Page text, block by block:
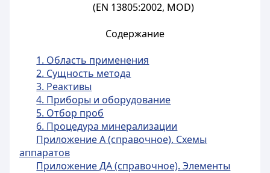
(EN 13805:2002, MOD)
Содержание
1. Область применения
2. Сущность метода
3. Реактивы
4. Приборы и оборудование
5. Отбор проб
6. Процедура минерализации
Приложение А (справочное). Схемы
аппаратов
Приложение ДА (справочное). Элементы